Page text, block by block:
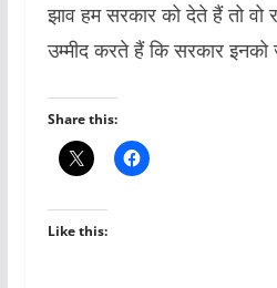
झाव हम सरकार को देते हैं तो वो
उम्मीद करते हैं कि सरकार इनको
Share this:
Like this: